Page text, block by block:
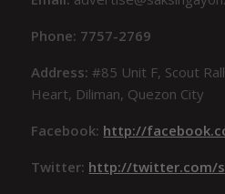
Phone: 7757-2769
Address:#85 Unit F, Scout
Heart, Diliman, Quezon City
Facebook: http://
Twitter: http://twitter.com/